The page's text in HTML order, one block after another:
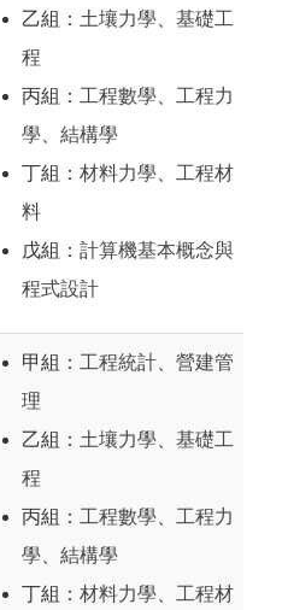
乙組： 土壤力學
基礎工
程
丙組： 工程數學
工程力
學
結構學
丁組： 材料力學
工程材
料
戊組： 計算機基本概念與
程式設計
甲組： 工程統計
營建管
理
乙組： 土壤力學
基礎工
程
丙組： 工程數學
工程力
學
結構學
丁組： 材料力學
工程材